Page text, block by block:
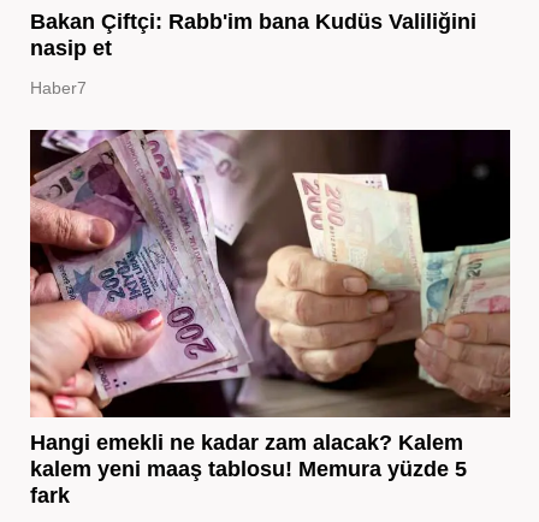
Bakan Çiftçi: Rabb'im bana Kudüs Valiliğini
nasip et
Haber7
Hangi emekli ne kadar zam alacak? Kalem
kalem yeni maaş tablosu! Memura yüzde 5
fark